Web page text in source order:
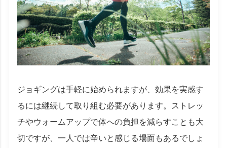
ジョギングは手軽に始められますが、効果を実感す
るには継続して取り組む必要があります。ストレッ
チやウォームアップで体への負担を減らすことも大
切ですが、一人では辛いと感じる場面もあるでしょ